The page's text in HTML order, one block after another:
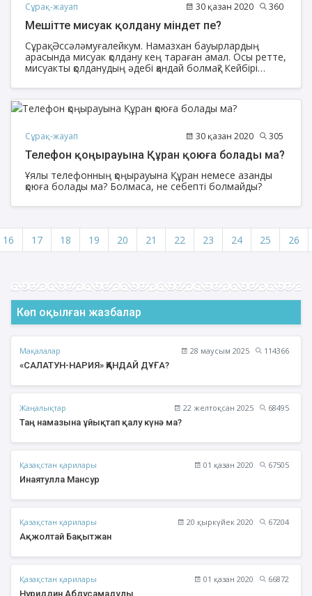
Сұрақ-жауап 30 қазан 2020 360
Мешітте мисуак қолдану міндет пе?
Сұрақ: Әссәләмуғалейкум. Намазхан бауырлардың
арасында мисуак қолдану кең тараған амал. Осы ретте,
мисуакты қолданудың әдебі қандай болмақ? Кейбірі
тұрады. Осы жайт маған жағымсыз көрінеді, артық
айтсам кешірім сұраймын.
Сұрақ-жауап 30 қазан 2020 305
Телефон қоңырауына Құран қоюға болады ма?
Ұялы телефонның қоңырауына Құран немесе азанды
қоюға болады ма? Болмаса, не себепті болмайды?
16 17 18 19 20 21 22 23 24 25 26
Көп оқылған жазбалар
Мақалалар 28 маусым 2025
114366
«САЛАТУН-НАРИЯ» ҚАНДАЙ ДҰҒА?
Жаңалықтар 22 желтоқсан 2025
68495
Таң намазына ұйықтап қалу күнә ма?
Қазақстан қарилары 01 қазан 2020
67505
Инаятулла Мансур
Қазақстан қарилары 20 қыркүйек 2020
67204
Ақжолтай Бақытжан
Қазақстан қарилары 01 қазан 2020
66872
Нуриддин Абдусамадұлы